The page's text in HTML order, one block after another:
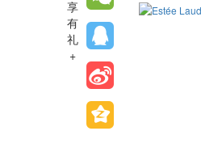
享
有
礼
+